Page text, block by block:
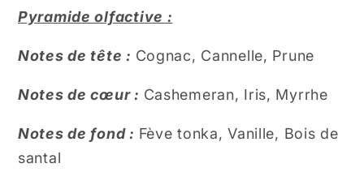
Pyramide olfactive :
Notes de tête : Cognac, Cannelle, Prune
Notes de cœur : Cashemeran, Iris, Myrrhe
Notes de fond : Fève tonka, Vanille, Bois de
santal